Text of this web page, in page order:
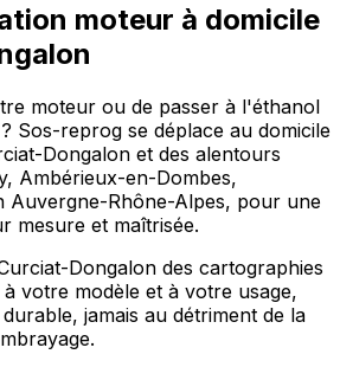
moteur à domicile
moteur ou de passer à l'éthanol
Sos-reprog se déplace au domicile
Dongalon et des alentours
Ambérieux-en-Dombes,
Auvergne-Rhône-Alpes, pour une
mesure et maîtrisée.
Dongalon des cartographies
votre modèle et à votre usage,
jamais au détriment de la